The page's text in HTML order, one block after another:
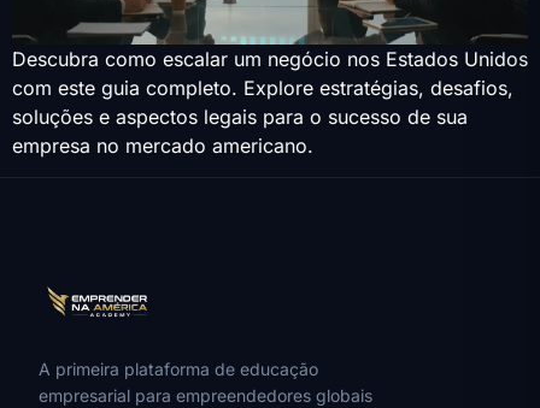
Descubra como escalar um negócio nos Estados Unidos
com este guia completo. Explore estratégias, desafios,
soluções e aspectos legais para o sucesso de sua
empresa no mercado americano.
A primeira plataforma de educação
empresarial para empreendedores globais